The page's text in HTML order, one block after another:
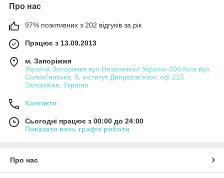
Про нас
97% позитивних з 202 відгуків за рік
Працює з 13.09.2013
м. Запоріжжя
Україна Запоріжжя вул.Незалежної України 39б Київ вул.
Солом'янська, 3, інститут Дипросзв'язок, оф 215,
Запоріжжя, Україна
Контакти
Сьогодні працює з 00:00 до 24:00
Показати весь графік роботи
Про нас